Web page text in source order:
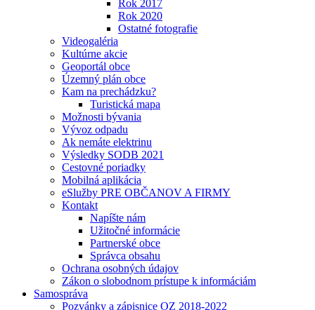
Rok 2017
Rok 2020
Ostatné fotografie
Videogaléria
Kultúrne akcie
Geoportál obce
Územný plán obce
Kam na prechádzku?
Turistická mapa
Možnosti bývania
Vývoz odpadu
Ak nemáte elektrinu
Výsledky SODB 2021
Cestovné poriadky
Mobilná aplikácia
eSlužby PRE OBČANOV A FIRMY
Kontakt
Napíšte nám
Užitočné informácie
Partnerské obce
Správca obsahu
Ochrana osobných údajov
Zákon o slobodnom prístupe k informáciám
Samospráva
Pozvánky a zápisnice OZ 2018-2022